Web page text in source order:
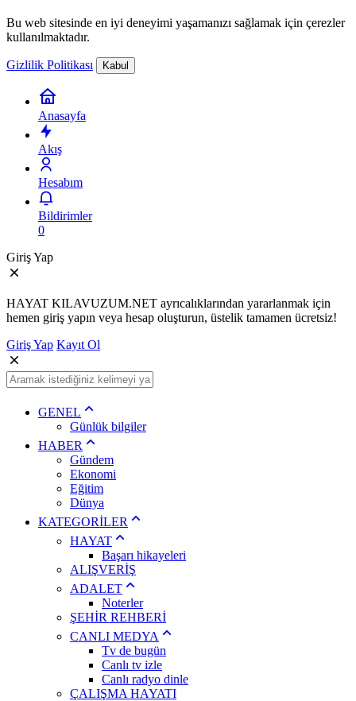
Bu web sitesinde en iyi deneyimi yaşamanızı sağlamak için çerezler
kullanılmaktadır.
Gizlilik Politikası Kabul
Anasayfa
Akış
Hesabım
Bildirimler
0
Giriş Yap
HAYAT KILAVUZUM.NET ayrıcalıklarından yararlanmak için
hemen giriş yapın veya hesap oluşturun, üstelik tamamen ücretsiz!
Giriş Yap Kayıt Ol
GENEL
Günlük bilgiler
HABER
Gündem
Ekonomi
Eğitim
Dünya
KATEGORİLER
HAYAT
Başarı hikayeleri
ALIŞVERİŞ
ADALET
Noterler
ŞEHİR REHBERİ
CANLI MEDYA
Tv de bugün
Canlı tv izle
Canlı radyo dinle
ÇALIŞMA HAYATI